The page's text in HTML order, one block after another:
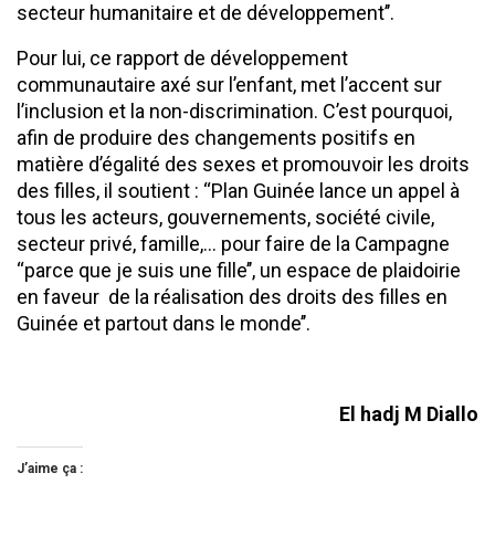
secteur humanitaire et de développement’’.
Pour lui, ce rapport de développement
communautaire axé sur l’enfant, met l’accent sur
l’inclusion et la non-discrimination. C’est pourquoi,
afin de produire des changements positifs en
matière d’égalité des sexes et promouvoir les droits
des filles, il soutient : ‘‘Plan Guinée lance un appel à
tous les acteurs, gouvernements, société civile,
secteur privé, famille,… pour faire de la Campagne
‘‘parce que je suis une fille’’, un espace de plaidoirie
en faveur de la réalisation des droits des filles en
Guinée et partout dans le monde’’.
El hadj M Diallo
J’aime ça :